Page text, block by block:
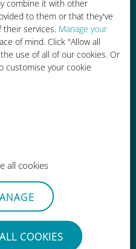
combine it with other
to them or that they've
services. Manage your
of mind. Click "Allow all
use of all of our cookies. Or
customise your cookie
all cookies
COOKIES
más de 200